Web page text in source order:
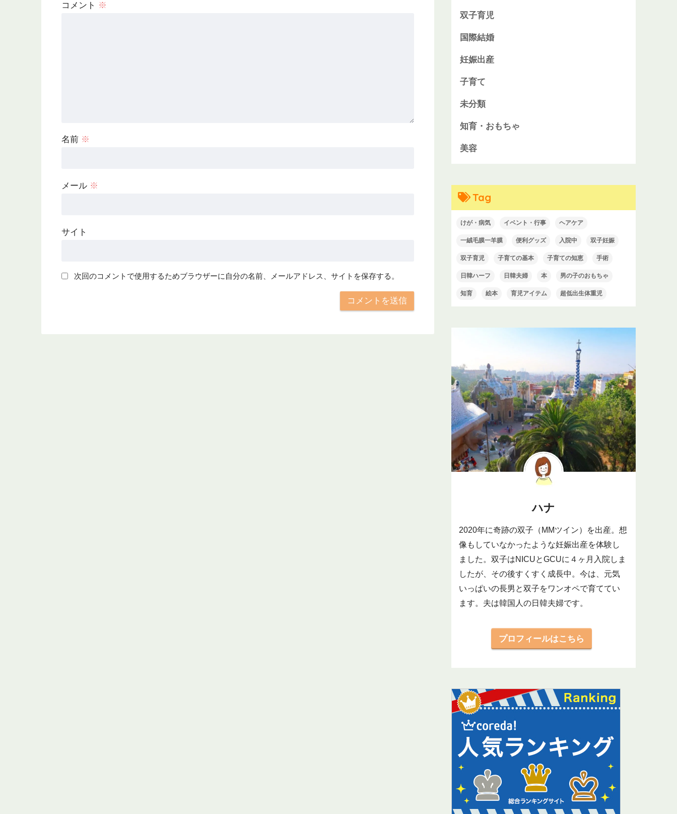
コメント ※
名前 ※
メール ※
サイト
次回のコメントで使用するためブラウザーに自分の名前、メールアドレス、サイトを保存する。
双子育児
国際結婚
妊娠出産
子育て
未分類
知育・おもちゃ
美容
Tag
けが・病気 イベント・行事 ヘアケア
一絨毛膜一羊膜 便利グッズ 入院中 双子妊娠
双子育児 子育ての基本 子育ての知恵 手術
日韓ハーフ 日韓夫婦 本 男の子のおもちゃ
知育 絵本 育児アイテム 超低出生体重児
ハナ
2020年に奇跡の双子（MMツイン）を出産。想
像もしていなかったような妊娠出産を体験し
ました。双子はNICUとGCUに４ヶ月入院しま
したが、その後すくすく成長中。今は、元気
いっぱいの長男と双子をワンオペで育ててい
ます。夫は韓国人の日韓夫婦です。
プロフィールはこちら